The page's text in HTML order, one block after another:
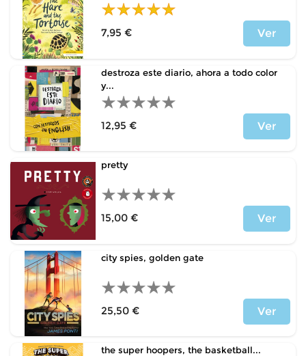
7,95 €
Ver
destroza este diario, ahora a todo color
y...
12,95 €
Ver
pretty
15,00 €
Ver
city spies, golden gate
25,50 €
Ver
the super hoopers, the basketball...